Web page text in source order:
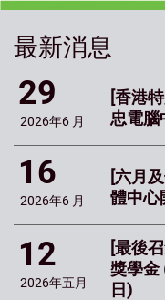
最新消息
29
6 月
2026年
[香港
忠電腦
16
6 月
2026年
[六月
體中心
12
五月
2026年
[最後
獎學金
日)